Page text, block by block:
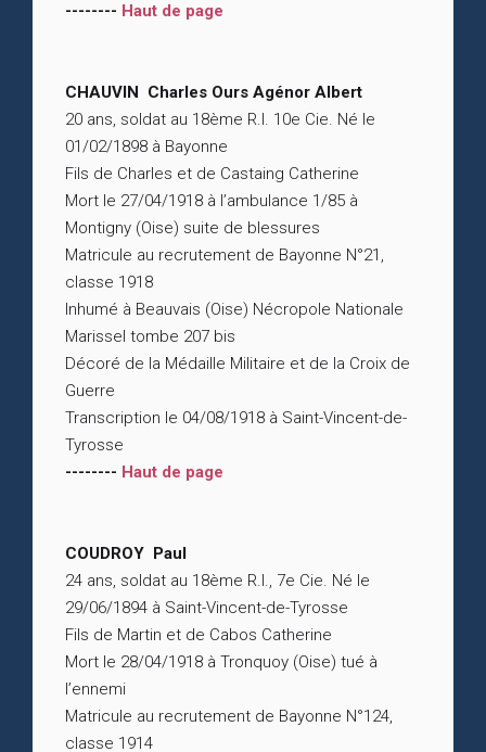
-------- Haut de page
CHAUVIN Charles Ours Agénor Albert
20 ans, soldat au 18ème R.I. 10e Cie. Né le
01/02/1898 à Bayonne
Fils de Charles et de Castaing Catherine
Mort le 27/04/1918 à l’ambulance 1/85 à
Montigny (Oise) suite de blessures
Matricule au recrutement de Bayonne N°21,
classe 1918
Inhumé à Beauvais (Oise) Nécropole Nationale
Marissel tombe 207 bis
Décoré de la Médaille Militaire et de la Croix de
Guerre
Transcription le 04/08/1918 à Saint-Vincent-de-
Tyrosse
-------- Haut de page
COUDROY Paul
24 ans, soldat au 18ème R.I., 7e Cie. Né le
29/06/1894 à Saint-Vincent-de-Tyrosse
Fils de Martin et de Cabos Catherine
Mort le 28/04/1918 à Tronquoy (Oise) tué à
l’ennemi
Matricule au recrutement de Bayonne N°124,
classe 1914